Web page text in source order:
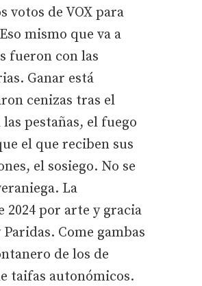
votos de VOX para
mismo que va a
fueron con las
Ganar está
cenizas tras el
pestañas, el fuego
el que reciben sus
el sosiego. No se
La
por arte y gracia
Come gambas
de los de
taifas autonómicos.